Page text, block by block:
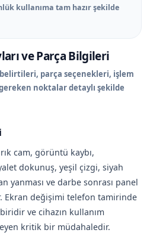
kullanıma tam hazır şekilde
ve Parça Bilgileri
belirtileri, parça seçenekleri, işlem
noktalar detaylı şekilde
cam, görüntü kaybı,
dokunuş, yeşil çizgi, siyah
yanması ve darbe sonrası panel
Ekran değişimi telefon tamirinde
ve cihazın kullanım
kritik bir müdahaledir.